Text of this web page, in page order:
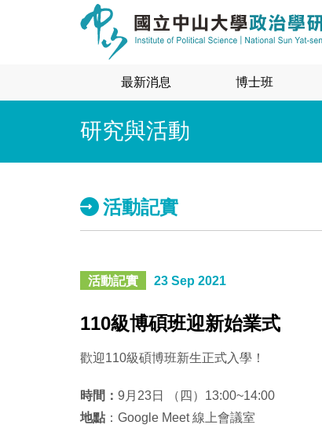
最新消息 博士班
研究與活動
活動記實
活動記實 23 Sep 2021
110級博碩班迎新始業式
歡迎110級碩博班新生正式入學！
時間： 9月23日 （四）13:00~14:00
地點 ：Google Meet 線上會議室